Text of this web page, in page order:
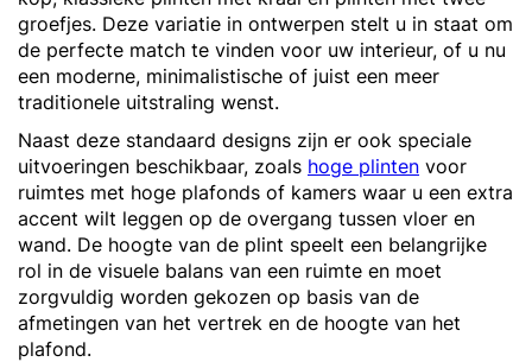
groefjes. Deze variatie in ontwerpen stelt u in staat om
de perfecte match te vinden voor uw interieur, of u nu
een moderne, minimalistische of juist een meer
traditionele uitstraling wenst.
Naast deze standaard designs zijn er ook speciale
uitvoeringen beschikbaar, zoals hoge plinten voor
ruimtes met hoge plafonds of kamers waar u een extra
accent wilt leggen op de overgang tussen vloer en
wand. De hoogte van de plint speelt een belangrijke
rol in de visuele balans van een ruimte en moet
zorgvuldig worden gekozen op basis van de
afmetingen van het vertrek en de hoogte van het
plafond.